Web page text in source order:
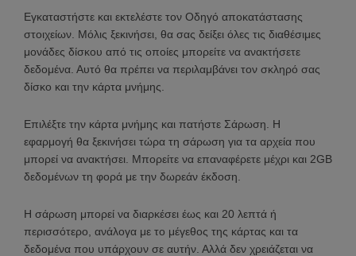
Εγκαταστήστε και εκτελέστε τον Οδηγό αποκατάστασης
στοιχείων. Μόλις ξεκινήσει, θα σας δείξει όλες τις διαθέσιμες
μονάδες δίσκου από τις οποίες μπορείτε να ανακτήσετε
δεδομένα. Αυτό θα πρέπει να περιλαμβάνει τον σκληρό σας
δίσκο και την κάρτα μνήμης.
Επιλέξτε την κάρτα μνήμης και πατήστε Σάρωση. Η
εφαρμογή θα ξεκινήσει τώρα τη σάρωση για τα αρχεία που
μπορεί να ανακτήσει. Μπορείτε να επαναφέρετε μέχρι και 2GB
δεδομένων τη φορά με την δωρεάν έκδοση.
Η σάρωση μπορεί να διαρκέσει έως και 20 λεπτά ή
περισσότερο, ανάλογα με το μέγεθος της κάρτας και τα
δεδομένα που υπάρχουν σε αυτήν. Αλλά δεν χρειάζεται να